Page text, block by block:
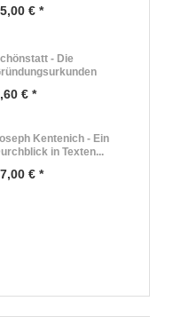
€ *
- Die
€ *
Kentenich - Ein
in Texten...
€ *